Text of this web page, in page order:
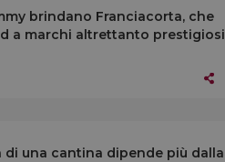
brindano Franciacorta, che
a marchi altrettanto prestigiosi
di una cantina dipende più dalla